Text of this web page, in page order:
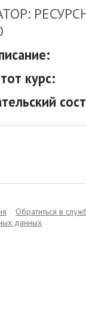
курс:
Обратиться в
данных